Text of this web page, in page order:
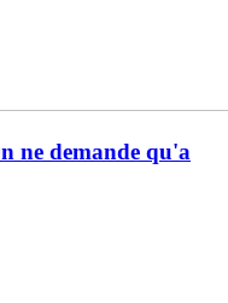
ne demande qu'a